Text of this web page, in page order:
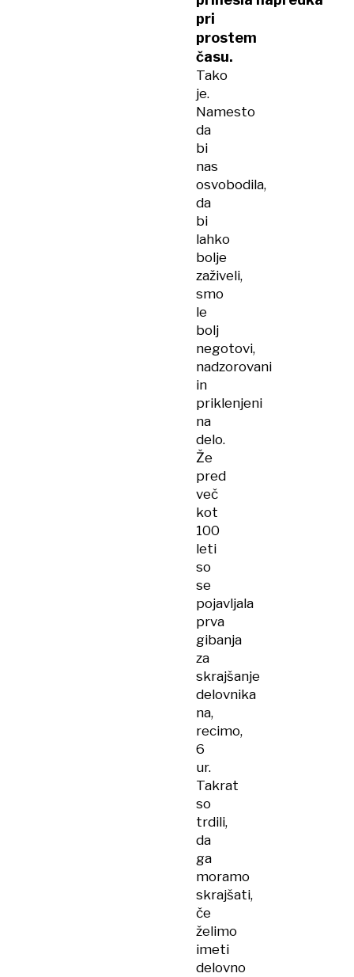
pri
prostem
času.
Tako
je.
Namesto
da
bi
nas
osvobodila,
da
bi
lahko
bolje
zaživeli,
smo
le
bolj
negotovi,
nadzorovani
in
priklenjeni
na
delo.
Že
pred
več
kot
100
leti
so
se
pojavljala
prva
gibanja
za
skrajšanje
delovnika
na,
recimo,
6
ur.
Takrat
so
trdili,
da
ga
moramo
skrajšati,
če
želimo
imeti
delovno